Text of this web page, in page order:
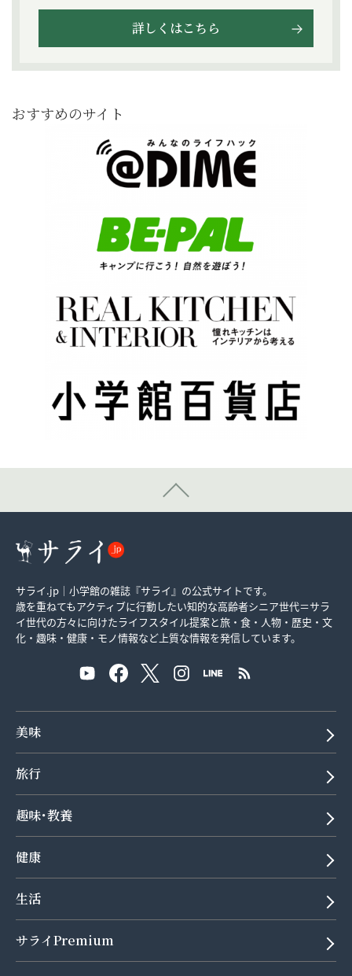
詳しくはこちら
おすすめのサイト
サライ.jp｜小学館の雑誌『サライ』の公式サイトです。
歳を重ねてもアクティブに行動したい知的な高齢者シニア世代＝サラ
イ世代の方々に向けたライフスタイル提案と旅・食・人物・歴史・文
化・趣味・健康・モノ情報など上質な情報を発信しています。
美味
旅行
趣味･教養
健康
生活
サライPremium